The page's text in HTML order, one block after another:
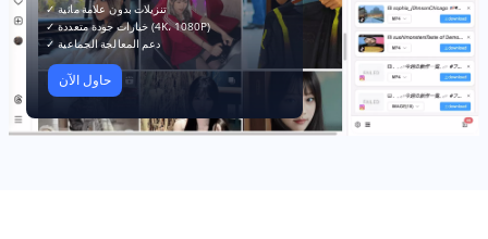
✓ تنزيلات بدون علامة مائية
✓ خيارات جودة متعددة (4K، 1080P)
✓ دعم المعالجة الجماعية
حاول الآن